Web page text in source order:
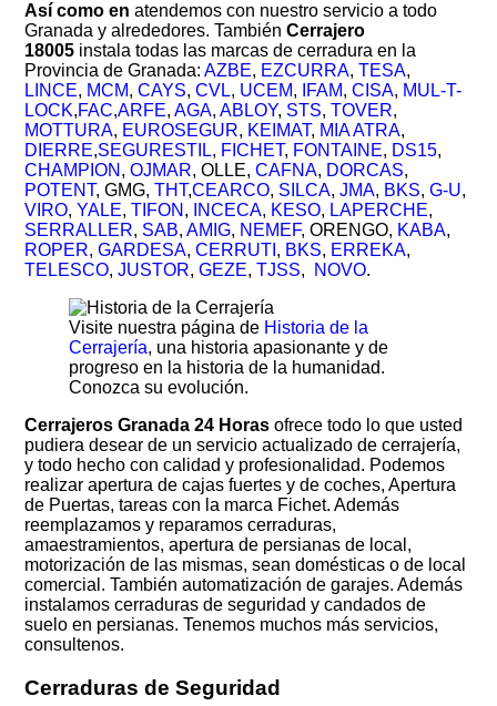
Así como enatendemos con nuestro servicio a todo
Granada y alrededores. TambiénCerrajero
18005 instala todas las marcas de cerradura en la
Provincia de Granada:AZBE, EZCURRA,TESA,
LINCE, MCM,CAYS,CVL, UCEM, IFAM,CISA, MUL-T-
LOCK,FAC,ARFE,AGA,ABLOY, STS,TOVER,
MOTTURA, EUROSEGUR, KEIMAT, MIA ATRA,
DIERRE,SEGURESTIL, FICHET, FONTAINE, DS15,
CHAMPION ,OJMAR, OLLE,CAFNA, DORCAS,
POTENT, GMG,THT,CEARCO, SILCA,JMA, BKS,G-U,
VIRO,YALE,TIFON , INCECA, KESO, LAPERCHE,
SERRALLER, SAB,AMIG, NEMEF, ORENGO, KABA,
ROPER,GARDESA,CERRUTI , BKS, ERREKA,
TELESCO,JUSTOR,GEZE,TJSS, NOVO.
Visite nuestra página de Historia de la
Cerrajería, una historia apasionante y de
progreso en la historia de la humanidad.
Conozca su evolución.
Cerrajeros Granada 24 Horas ofrece todo lo que usted
pudiera desear de un servicio actualizado de cerrajería,
y todo hecho con calidad y profesionalidad. Podemos
realizar apertura de cajas fuertes y de coches, Apertura
de Puertas, tareas con la marca Fichet. Además
reemplazamos y reparamos cerraduras,
amaestramientos, apertura de persianas de local,
motorización de las mismas, sean domésticas o de local
comercial. También automatización de garajes. Además
instalamos cerraduras de seguridad y candados de
suelo en persianas. Tenemos muchos más servicios,
consultenos.
Cerraduras de Seguridad